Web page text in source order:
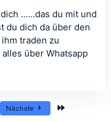
......das du mit und
du dich da über den
traden zu
über Whatsapp
Nächste Letzte